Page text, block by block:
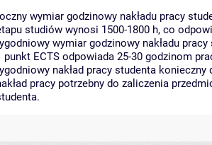
wymiar godzinowy nakładu pracy
studiów wynosi 1500-1800 h, co
wymiar godzinowy nakładu
punkt ECTS odpowiada 25-30 godzinom
nakład pracy studenta
pracy potrzebny do zaliczenia